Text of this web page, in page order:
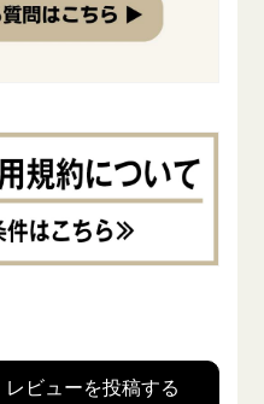
レビューを投稿する